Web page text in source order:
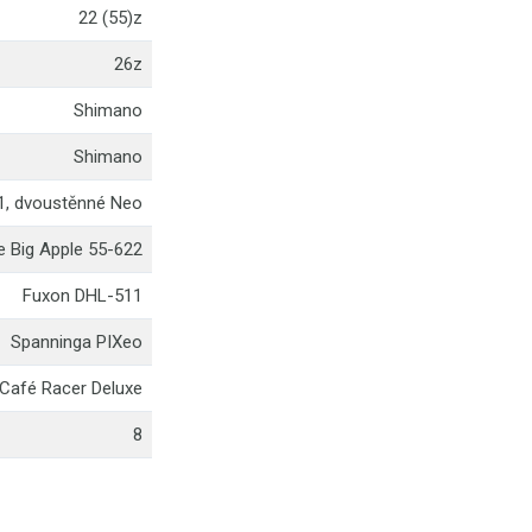
22 (55)z
26z
Shimano
Shimano
dvoustěnné Neo
Big Apple 55-622
Fuxon DHL-511
Spanninga PIXeo
Café Racer Deluxe
8